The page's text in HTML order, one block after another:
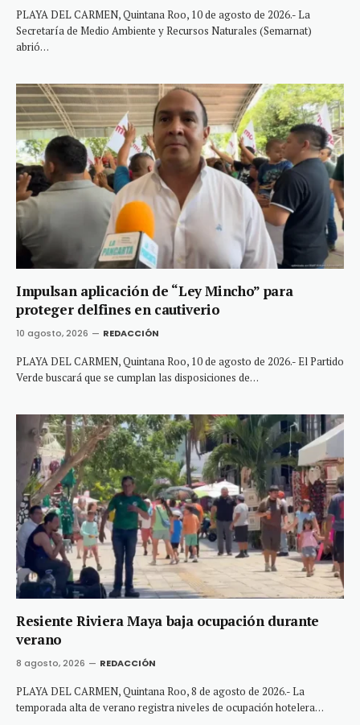
PLAYA DEL CARMEN, Quintana Roo, 10 de agosto de 2026.- La
Secretaría de Medio Ambiente y Recursos Naturales (Semarnat)
abrió…
Impulsan aplicación de “Ley Mincho” para
proteger delfines en cautiverio
10 agosto, 2026 REDACCIÓN
PLAYA DEL CARMEN, Quintana Roo, 10 de agosto de 2026.- El Partido
Verde buscará que se cumplan las disposiciones de…
Resiente Riviera Maya baja ocupación durante
verano
8 agosto, 2026 REDACCIÓN
PLAYA DEL CARMEN, Quintana Roo, 8 de agosto de 2026.- La
temporada alta de verano registra niveles de ocupación hotelera…